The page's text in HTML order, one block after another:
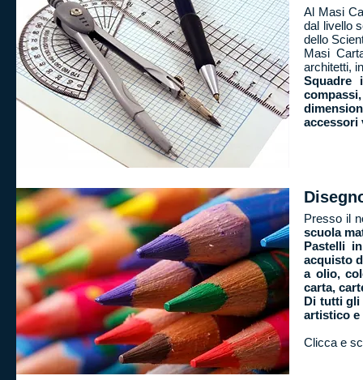
Al Masi
dal livello
dello
Masi
architetti,
Squadre
Presso il
scuola
Pastelli
acquisto
a olio,
carta,
Di tutti gli
artistico e
Clicca e